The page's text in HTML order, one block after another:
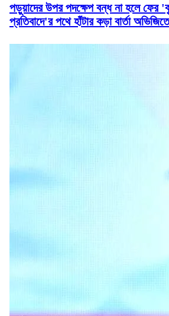
পড়ুয়াদের উপর পদক্ষেপ বন্ধ না হলে ফের
প্রতিবাদে'র পথে হাঁটার কড়া বার্তা